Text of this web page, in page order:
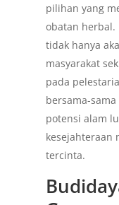
pilihan yang
obatan herbal.
tidak hanya
masyarakat
pada
bersama-
potensi alam
kesejahteraan
tercinta.